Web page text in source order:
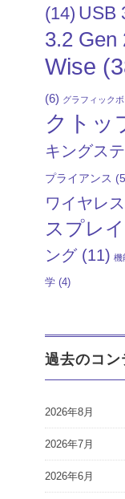
(14) USB
3.2 Gen
Wise
(6) グラフィック
クトッ
キングス
プライアンス
ワイヤレス
スプレイ
ング(11) 機
学 (4)
過去のコン
2026年8月
2026年7月
2026年6月